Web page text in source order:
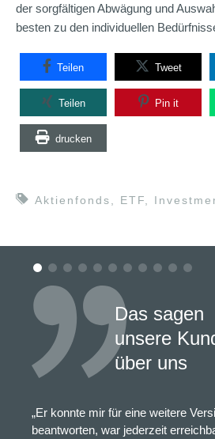
der sorgfältigen Abwägung und
besten zu den individuellen
Teilen Tweet
Teilen Pin it
drucken
Aktienfonds ETF
Das sagen
unsere
über uns
„Er konnte mir für eine weitere
beantworten, war jederzeit